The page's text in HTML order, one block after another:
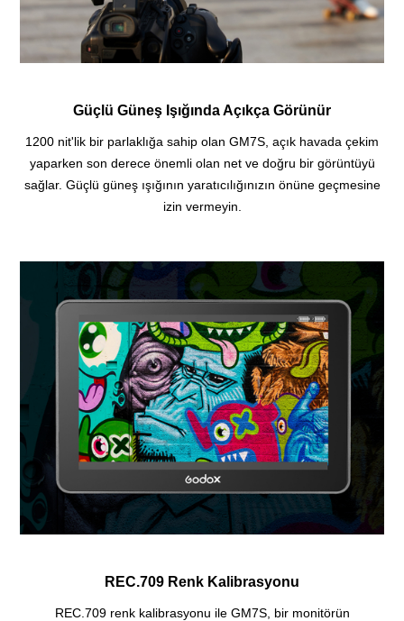
Güçlü Güneş Işığında Açıkça Görünür
1200 nit'lik bir parlaklığa sahip olan GM7S, açık havada çekim
yaparken son derece önemli olan net ve doğru bir görüntüyü
sağlar. Güçlü güneş ışığının yaratıcılığınızın önüne geçmesine
izin vermeyin.
REC.709 Renk Kalibrasyonu
REC.709 renk kalibrasyonu ile GM7S, bir monitörün